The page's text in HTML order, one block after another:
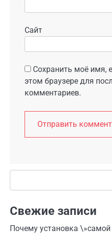
Сайт
Сохранить моё имя,
этом браузере для
комментариев.
Свежие записи
Почему установка